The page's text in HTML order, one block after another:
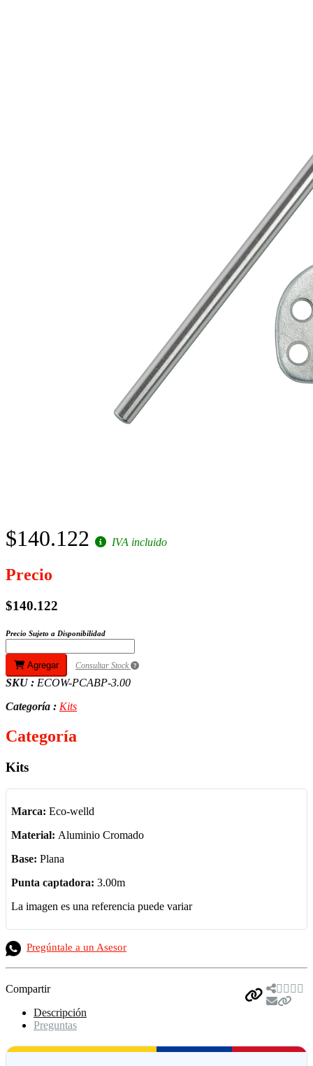
$140.122 IVA incluido
Precio
$140.122
Precio Sujeto a Disponibilidad
Agregar Consultar Stock
SKU : ECOW-PCABP-3.00
Categoría : Kits
Categoría
Kits
Marca: Eco-welld
Material: Aluminio Cromado
Base: Plana
Punta captadora: 3.00m
La imagen es una referencia puede variar
Pregúntale a un Asesor
Compartir
Descripción
Preguntas